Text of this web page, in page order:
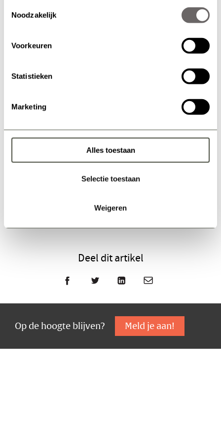
Noodzakelijk
Voorkeuren
Statistieken
Marketing
Alles toestaan
Selectie toestaan
Weigeren
Deel dit artikel
FacebookTwitterLinkedInE-mail
Op de hoogte blijven? Meld je aan!